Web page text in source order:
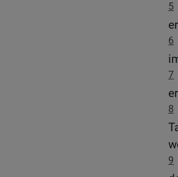
5
6
7
8
9